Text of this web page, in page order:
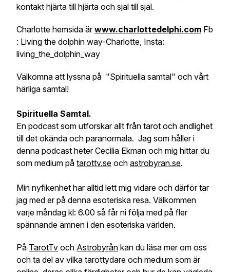
kontakt hjärta till hjärta och själ till själ.
Charlotte hemsida ärwww.charlottedelphi.com Fb
: Living the dolphin way-Charlotte, Insta:
living_the_dolphin_way
Välkomna att lyssna på "Spirituella samtal" och vårt
härliga samtal!
Spirituella Samtal.
En podcast som utforskar allt från tarot och andlighet
till det okända och paranormala. Jag som håller i
denna podcast heter Cecilia Ekman och mig hittar du
som medium på tarottv.se och astrobyran.se.
Min nyfikenhet har alltid lett mig vidare och därför tar
jag med er på denna esoteriska resa. Välkommen
varje måndag kl: 6.00 så får ni följa med på fler
spännande ämnen i den esoteriska världen.
På TarotTv och Astrobyrån kan du läsa mer om oss
och ta del av vilka tarottydare och medium som är